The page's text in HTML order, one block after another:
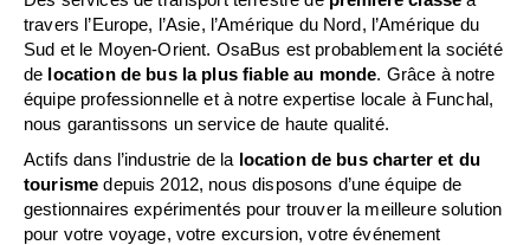
travers l’Europe, l’Asie, l’Amérique du Nord, l’Amérique du
Sud et le Moyen-Orient. OsaBus est probablement la société
de location de bus la plus fiable au monde. Grâce à notre
équipe professionnelle et à notre expertise locale à Funchal,
nous garantissons un service de haute qualité.
Actifs dans l’industrie de la location de bus charter et du
tourisme depuis 2012, nous disposons d’une équipe de
gestionnaires expérimentés pour trouver la meilleure solution
pour votre voyage, votre excursion, votre événement